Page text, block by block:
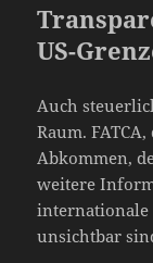
US-
Auch
Raum.
Abkommen,
weitere
internationale
unsichtbar